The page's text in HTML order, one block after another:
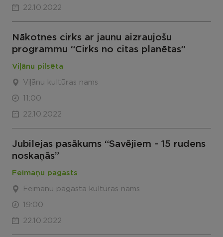
22.10.2022
Nākotnes cirks ar jaunu aizraujošu
programmu “Cirks no citas planētas”
Viļānu pilsēta
Viļānu kultūras nams
11:00
22.10.2022
Jubilejas pasākums “Savējiem - 15 rudens
noskaņās”
Feimaņu pagasts
Feimaņu pagasta kultūras nams
19:00
22.10.2022